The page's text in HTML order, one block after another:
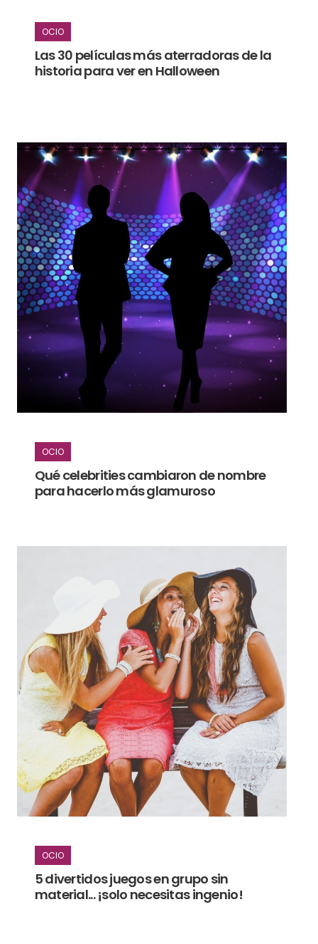
OCIO
Las 30 películas más aterradoras de la
historia para ver en Halloween
OCIO
Qué celebrities cambiaron de nombre
para hacerlo más glamuroso
OCIO
5 divertidos juegos en grupo sin
material... ¡solo necesitas ingenio!